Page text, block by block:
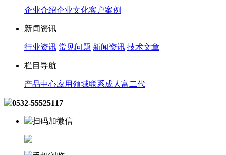
企业介绍企业文化客户案例
新闻资讯
行业资讯 常见问题 新闻资讯 技术文章
栏目导航
产品中心应用领域联系成人富二代
0532-55525117
扫码加微信